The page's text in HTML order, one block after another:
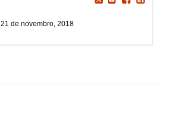
21 de novembro, 2018